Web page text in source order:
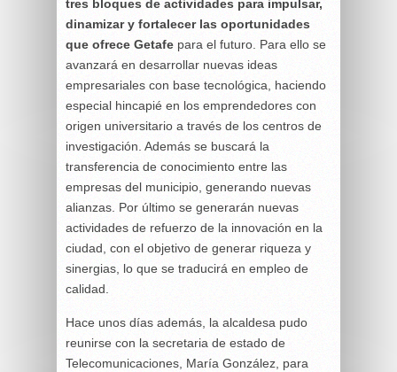
tres bloques de actividades para impulsar,
dinamizar y fortalecer las oportunidades
que ofrece Getafe para el futuro. Para ello se
avanzará en desarrollar nuevas ideas
empresariales con base tecnológica, haciendo
especial hincapié en los emprendedores con
origen universitario a través de los centros de
investigación. Además se buscará la
transferencia de conocimiento entre las
empresas del municipio, generando nuevas
alianzas. Por último se generarán nuevas
actividades de refuerzo de la innovación en la
ciudad, con el objetivo de generar riqueza y
sinergias, lo que se traducirá en empleo de
calidad.
Hace unos días además, la alcaldesa pudo
reunirse con la secretaria de estado de
Telecomunicaciones, María González, para